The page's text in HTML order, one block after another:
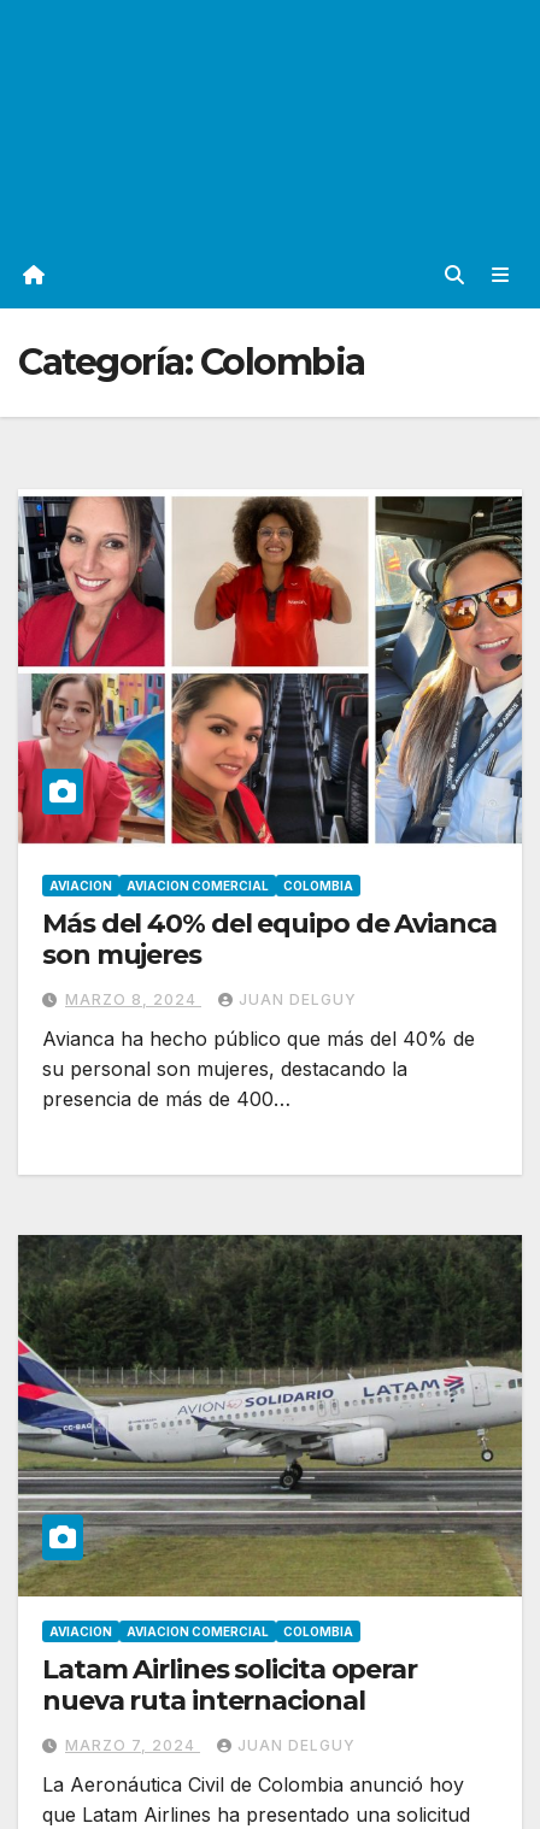
Categoría:Colombia
AVIACION AVIACION COMERCIAL COLOMBIA
Más del 40% del equipo de Avianca
son mujeres
MARZO 8, 2024 JUAN DELGUY
Avianca ha hecho público que más del 40% de
su personal son mujeres, destacando la
presencia de más de 400…
AVIACION AVIACION COMERCIAL COLOMBIA
Latam Airlines solicita operar
nueva ruta internacional
MARZO 7, 2024 JUAN DELGUY
La Aeronáutica Civil de Colombia anunció hoy
que Latam Airlines ha presentado una solicitud